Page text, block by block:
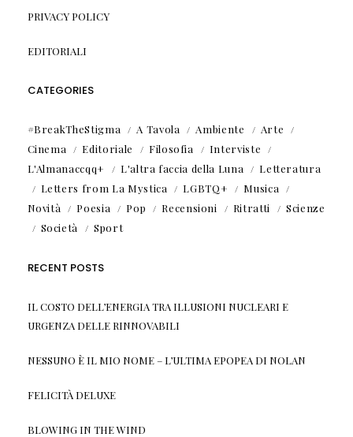
PRIVACY POLICY
EDITORIALI
CATEGORIES
#BreakTheStigma A Tavola Ambiente
Arte
Cinema
Editoriale Filosofia
Interviste
L'Almanaccqq+
L'altra faccia della Luna
Letteratura
Letters from La Mystica
LGBTQ+
Musica
Novità
Poesia Pop Recensioni Ritratti
Scienze
Società
Sport
RECENT POSTS
IL COSTO DELL’ENERGIA TRA ILLUSIONI NUCLEARI E
URGENZA DELLE RINNOVABILI
NESSUNO È IL MIO NOME – L’ULTIMA EPOPEA DI NOLAN
FELICITÀ DELUXE
BLOWING IN THE WIND